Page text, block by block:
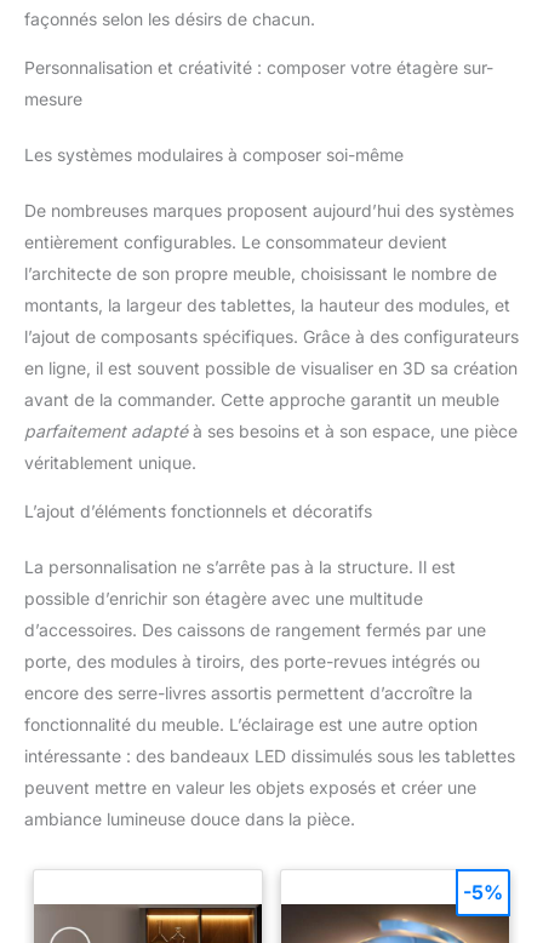
façonnés selon les désirs de chacun.
Personnalisation et créativité : composer votre étagère sur-
mesure
Les systèmes modulaires à composer soi-même
De nombreuses marques proposent aujourd’hui des systèmes
entièrement configurables. Le consommateur devient
l’architecte de son propre meuble, choisissant le nombre de
montants, la largeur des tablettes, la hauteur des modules, et
l’ajout de composants spécifiques. Grâce à des configurateurs
en ligne, il est souvent possible de visualiser en 3D sa création
avant de la commander. Cette approche garantit un meuble
parfaitement adaptéà ses besoins et à son espace, une pièce
véritablement unique.
L’ajout d’éléments fonctionnels et décoratifs
La personnalisation ne s’arrête pas à la structure. Il est
possible d’enrichir son étagère avec une multitude
d’accessoires. Des caissons de rangement fermés par une
porte, des modules à tiroirs, des porte-revues intégrés ou
encore des serre-livres assortis permettent d’accroître la
fonctionnalité du meuble. L’éclairage est une autre option
intéressante : des bandeaux LED dissimulés sous les tablettes
peuvent mettre en valeur les objets exposés et créer une
ambiance lumineuse douce dans la pièce.
-5%